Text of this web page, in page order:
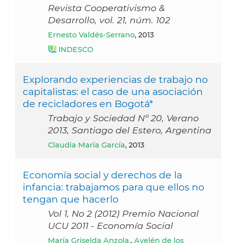
Revista Cooperativismo &
Desarrollo, vol. 21, núm. 102
Ernesto Valdés-Serrano, 2013
INDESCO
Explorando experiencias de trabajo no
capitalistas: el caso de una asociación
de recicladores en Bogotá*
Trabajo y Sociedad Nº 20, Verano
2013, Santiago del Estero, Argentina
Claudia María García, 2013
Economía social y derechos de la
infancia: trabajamos para que ellos no
tengan que hacerlo
Vol 1, No 2 (2012) Premio Nacional
UCU 2011 - Economía Social
María Griselda Anzola,, Ayelén de los